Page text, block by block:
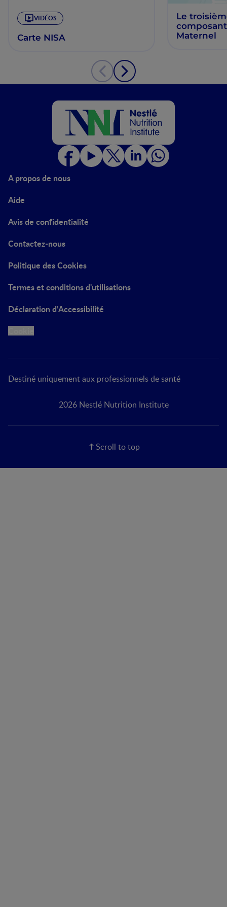
VIDÉOS
Carte NISA
Le
Maternel
A propos de nous
Aide
Avis de confidentialité
Contactez-nous
Politique des Cookies
Termes et conditions d'utilisations
Déclaration d’Accessibilité
Destiné uniquement aux professionnels de santé
2026 Nestlé Nutrition Institute
Scroll to top